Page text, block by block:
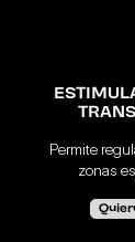
Permite
zonas